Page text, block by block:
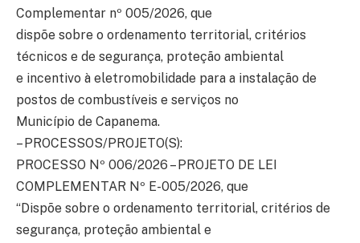
Complementar nº 005/2026, que
dispõe sobre o ordenamento territorial, critérios
técnicos e de segurança, proteção ambiental
e incentivo à eletromobilidade para a instalação de
postos de combustíveis e serviços no
Município de Capanema.
– PROCESSOS/PROJETO(S):
PROCESSO Nº 006/2026 – PROJETO DE LEI
COMPLEMENTAR Nº E-005/2026, que
“Dispõe sobre o ordenamento territorial, critérios de
segurança, proteção ambiental e